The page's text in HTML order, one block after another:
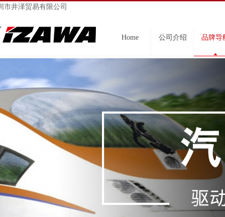
市井泽贸易有限公司
Home 公司介绍 品牌导